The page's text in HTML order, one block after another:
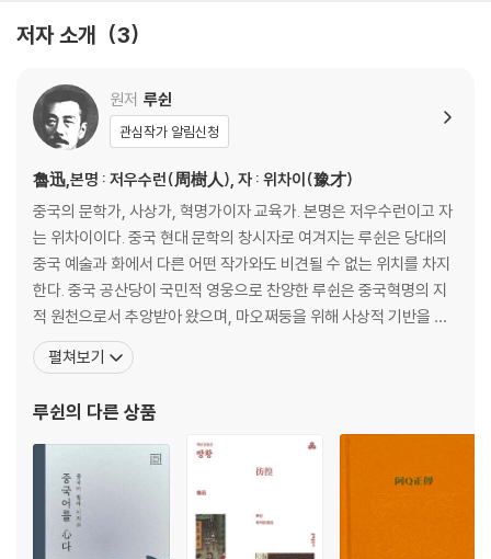
저자 소개 3
원저 루쉰
관심작가 알림신청
魯迅,본명 : 저우수런(周樹人), 자 : 위차이(豫才)
중국의 문학가, 사상가, 혁명가이자 교육가. 본명은 저우수런이고 자
는 위차이이다. 중국 현대 문학의 창시자로 여겨지는 루쉰은 당대의
중국 예술과 화에서 다른 어떤 작가와도 비견될 수 없는 위치를 차지
한다. 중국 공산당이 국민적 영웅으로 찬양한 루쉰은 중국혁명의 지
적 원천으로서 추앙받아 왔으며, 마오쩌둥을 위해 사상적 기반을 마
련한 인물이기도 하다. 저장성 사오싱(紹興)의 지주 집안에서 태어
났으나, 조부의 하옥, 아버지의 병사 등으로 어려서부터 고생스럽게
상의 영향을 받았다. 1898년 난징의 강남수사학당에 입학,
펼쳐보기
루쉰의 다른 상품